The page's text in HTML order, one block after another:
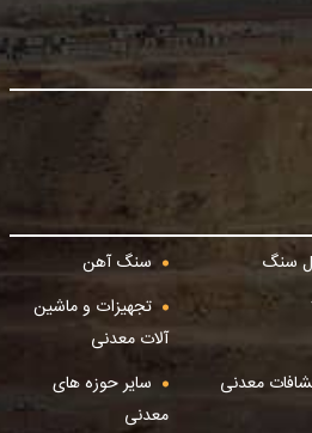
سنگ
سنگ آهن
تجهیزات و ماشین
آلات معدنی
معدنی
سایر حوزه های
معدنی